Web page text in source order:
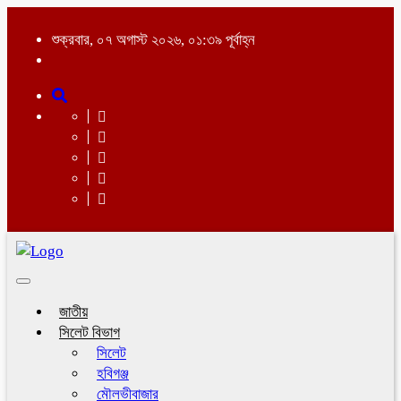
শুক্রবার, ০৭ অগাস্ট ২০২৬, ০১:৩৯ পূর্বাহ্ন
Toggle
জাতীয়
সিলেট বিভাগ
সিলেট
হবিগঞ্জ
মৌলভীবাজার